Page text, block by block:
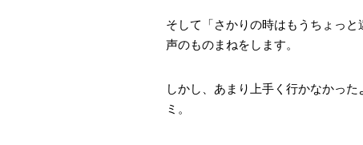
そして「さかりの時はもうちょっ
声のものまねをします。
しかし、あまり上手く行かなかっ
ミ。